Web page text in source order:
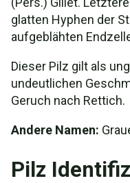
glatten Hyphen der
aufgeblähten
Dieser Pilz gilt als
undeutlichen
Geruch nach Rettich.
Andere Namen:
Pilz